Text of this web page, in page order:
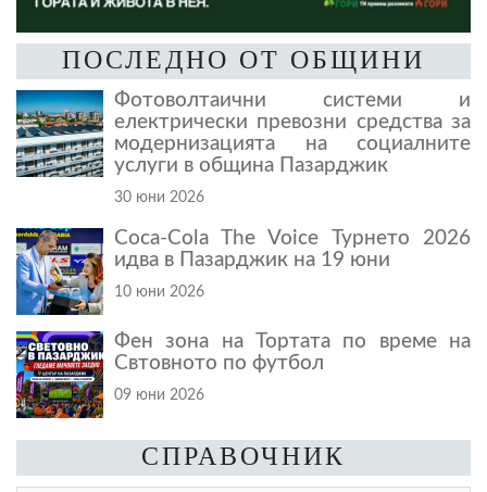
ПОСЛЕДНО ОТ ОБЩИНИ
Фотоволтаични системи и
електрически превозни средства за
модернизацията на социалните
услуги в община Пазарджик
30 юни 2026
Coca-Cola The Voice Турнето 2026
идва в Пазарджик на 19 юни
10 юни 2026
Фен зона на Тортата по време на
Свтовното по футбол
09 юни 2026
СПРАВОЧНИК